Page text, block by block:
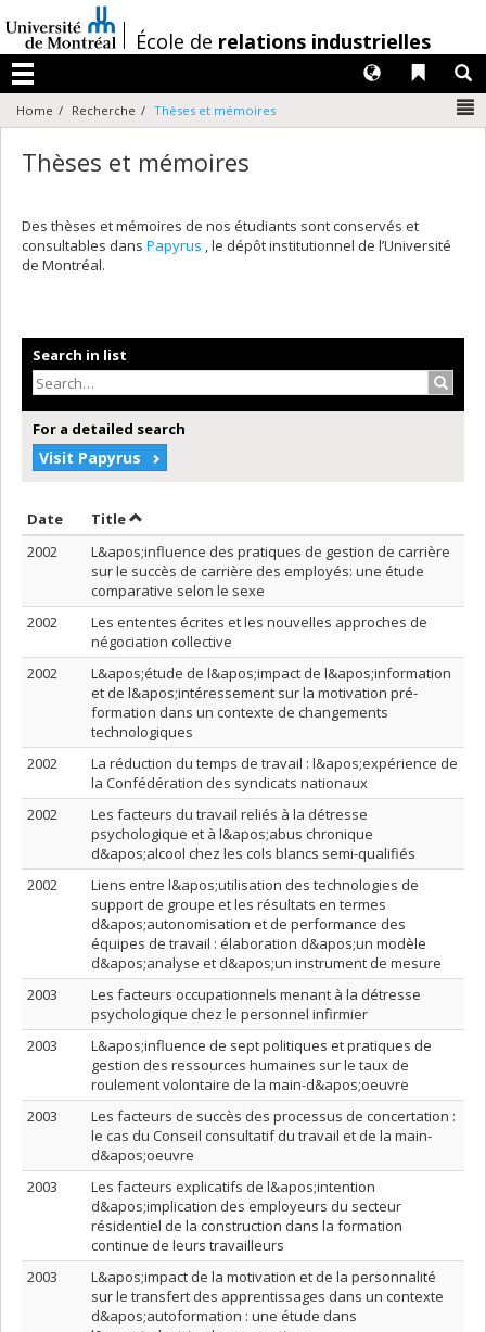
au
contenu
/École de relations industrielles
Menu
Liens
Langues
Home Recherche Thèses et mémoires
Thèses et mémoires
Des thèses et mémoires de nos étudiants sont conservés et
consultables dans Papyrus , le dépôt institutionnel de l’Université
de Montréal.
Search in list
For a detailed search
Visit Papyrus
Date Sort by date in descending order
TitleSort by title in descending order
2002
L&apos;influence des pratiques de gestion de carrière
sur le succès de carrière des employés: une étude
comparative selon le sexe
2002
Les ententes écrites et les nouvelles approches de
négociation collective
2002
L&apos;étude de l&apos;impact de l&apos;information
et de l&apos;intéressement sur la motivation pré-
formation dans un contexte de changements
technologiques
2002
La réduction du temps de travail : l&apos;expérience de
la Confédération des syndicats nationaux
2002
Les facteurs du travail reliés à la détresse
psychologique et à l&apos;abus chronique
d&apos;alcool chez les cols blancs semi-qualifiés
2002
Liens entre l&apos;utilisation des technologies de
support de groupe et les résultats en termes
d&apos;autonomisation et de performance des
équipes de travail : élaboration d&apos;un modèle
d&apos;analyse et d&apos;un instrument de mesure
2003
Les facteurs occupationnels menant à la détresse
psychologique chez le personnel infirmier
2003
L&apos;influence de sept politiques et pratiques de
gestion des ressources humaines sur le taux de
roulement volontaire de la main-d&apos;oeuvre
2003
Les facteurs de succès des processus de concertation :
le cas du Conseil consultatif du travail et de la main-
d&apos;oeuvre
2003
Les facteurs explicatifs de l&apos;intention
d&apos;implication des employeurs du secteur
résidentiel de la construction dans la formation
continue de leurs travailleurs
2003
L&apos;impact de la motivation et de la personnalité
sur le transfert des apprentissages dans un contexte
d&apos;autoformation : une étude dans